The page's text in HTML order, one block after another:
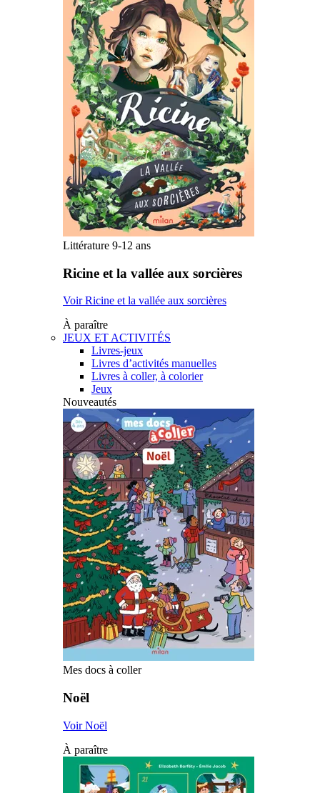
Littérature 9-12 ans
Ricine et la vallée aux sorcières
Voir Ricine et la vallée aux sorcières
À paraître
JEUX ET ACTIVITÉS
Livres-jeux
Livres d’activités manuelles
Livres à coller, à colorier
Jeux
Nouveautés
Mes docs à coller
Noël
Voir Noël
À paraître